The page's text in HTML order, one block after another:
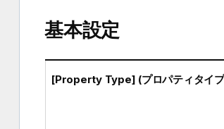
基本設定
[Property Type] (プロパティタイ